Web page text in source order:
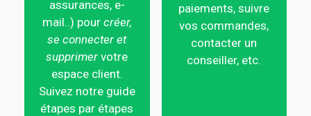
assurances, e-
mail..) pour créer,
se connecter et
supprimer votre
espace client.
Suivez notre guide
étapes par étapes
paiements, suivre
vos commandes,
contacter un
conseiller, etc.